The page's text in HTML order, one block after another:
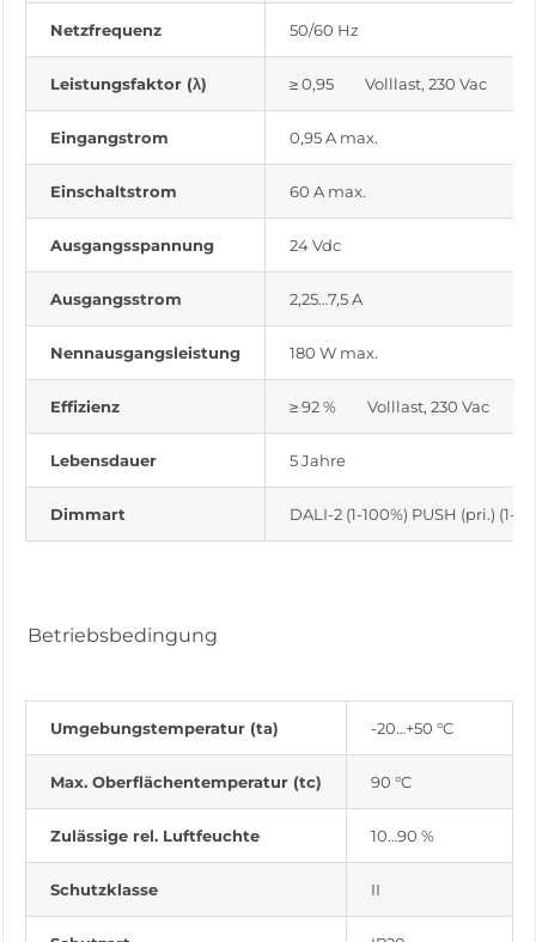
Netzfrequenz 50/60 Hz
Leistungsfaktor (λ) ≥ 0,95 Volllast, 230 Vac
Eingangstrom 0,95 A max.
Einschaltstrom 60 A max.
Ausgangsspannung 24 Vdc
Ausgangsstrom 2,25…7,5 A
Nennausgangsleistung 180 W max.
Effizienz ≥ 92 % Volllast, 230 Vac
Lebensdauer 5 Jahre
Dimmart DALI-2 (1-100%) PUSH (pri.) (1-
Betriebsbedingung
Umgebungstemperatur (ta) -20…+50 °C
Max. Oberflächentemperatur (tc) 90 °C
Zulässige rel. Luftfeuchte 10…90 %
Schutzklasse II